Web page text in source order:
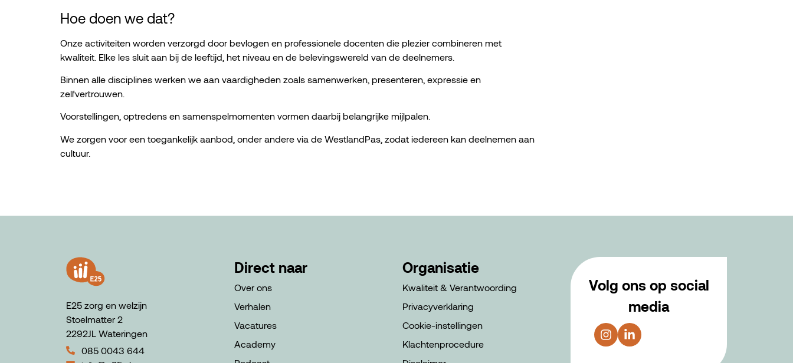
Hoe doen we dat?
Onze activiteiten worden verzorgd door bevlogen en professionele docenten die plezier combineren met
kwaliteit. Elke les sluit aan bij de leeftijd, het niveau en de belevingswereld van de deelnemers.
Binnen alle disciplines werken we aan vaardigheden zoals samenwerken, presenteren, expressie en
zelfvertrouwen.
Voorstellingen, optredens en samenspelmomenten vormen daarbij belangrijke mijlpalen.
We zorgen voor een toegankelijk aanbod, onder andere via de WestlandPas, zodat iedereen kan deelnemen aan
cultuur.
E25 zorg en welzijn
Stoelmatter 2
2292JL Wateringen
085 0043 644
Direct naar
Over ons
Verhalen
Vacatures
Academy
Organisatie
Kwaliteit & Verantwoording
Privacyverklaring
Cookie-instellingen
Klachtenprocedure
Volg ons op social
media